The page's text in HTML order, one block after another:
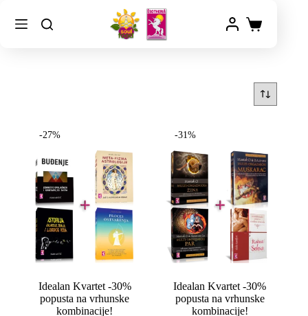
-27%
Idealan Kvartet -30%
popusta na vrhunske
kombinacije!
-31%
Idealan Kvartet -30%
popusta na vrhunske
kombinacije!